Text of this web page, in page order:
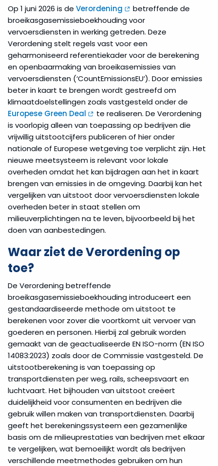
Op 1 juni 2026 is de Verordening
betreffende de
broeikasgasemissieboekhouding voor
vervoersdiensten in werking getreden. Deze
Verordening stelt regels vast voor een
geharmoniseerd referentiekader voor de berekening
en openbaarmaking van broeikasemissies van
vervoersdiensten (‘CountEmissionsEU’). Door emissies
beter in kaart te brengen wordt gestreefd om
klimaatdoelstellingen zoals vastgesteld onder de
Europese Green Deal
te realiseren. De Verordening
is voorlopig alleen van toepassing op bedrijven die
vrijwillig uitstootcijfers publiceren of hier onder
nationale of Europese wetgeving toe verplicht zijn. Het
nieuwe meetsysteem is relevant voor lokale
overheden omdat het kan bijdragen aan het in kaart
brengen van emissies in de omgeving. Daarbij kan het
vergelijken van uitstoot door vervoersdiensten lokale
overheden beter in staat stellen om
milieuverplichtingen na te leven, bijvoorbeeld bij het
doen van aanbestedingen.
Waar ziet de Verordening op
toe?
De Verordening betreffende
broeikasgasemissieboekhouding introduceert een
gestandaardiseerde methode om uitstoot te
berekenen voor zover die voortkomt uit vervoer van
goederen en personen. Hierbij zal gebruik worden
gemaakt van de geactualiseerde EN ISO-norm (EN ISO
14083:2023) zoals door de Commissie vastgesteld. De
uitstootberekening is van toepassing op
transportdiensten per weg, rails, scheepsvaart en
luchtvaart. Het bijhouden van uitstoot creëert
duidelijkheid voor consumenten en bedrijven die
gebruik willen maken van transportdiensten. Daarbij
geeft het berekeningssysteem een gezamenlijke
basis om de milieuprestaties van bedrijven met elkaar
te vergelijken, wat bemoeilijkt wordt als bedrijven
verschillende meetmethodes gebruiken om hun